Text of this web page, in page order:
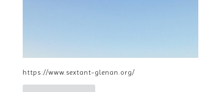
https://www.sextant-glenan.org/